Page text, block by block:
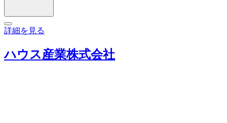
詳細を見る
ハウス産業株式会社